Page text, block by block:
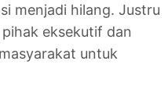
menjadi hilang. Justru
eksekutif dan
untuk